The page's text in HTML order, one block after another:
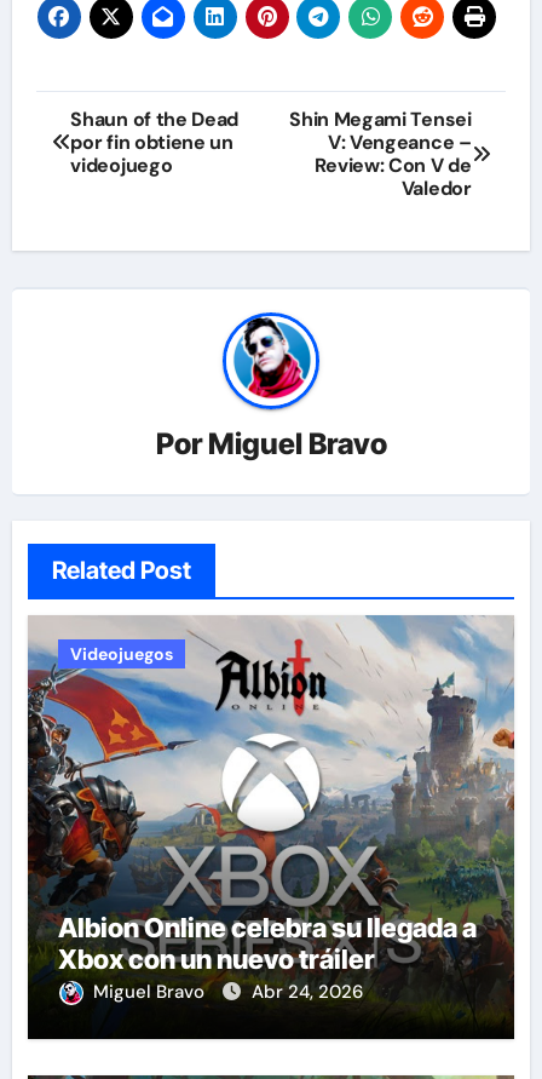
Navegación
de
Shaun of the Dead
por fin obtiene un
videojuego
Shin Megami Tensei
V: Vengeance –
Review: Con V de
Valedor
PorMiguel Bravo
Related Post
Videojuegos
Albion Online celebra su llegada a
Xbox con un nuevo tráiler
Miguel Bravo Abr 24, 2026